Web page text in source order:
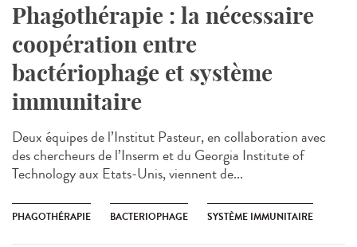
Phagothérapie : la nécessaire
coopération entre
bactériophage et système
immunitaire
Deux équipes de l’Institut Pasteur, en collaboration avec
des chercheurs de l’Inserm et du Georgia Institute of
Technology aux Etats-Unis, viennent de...
PHAGOTHÉRAPIE BACTERIOPHAGE SYSTÈME IMMUNITAIRE